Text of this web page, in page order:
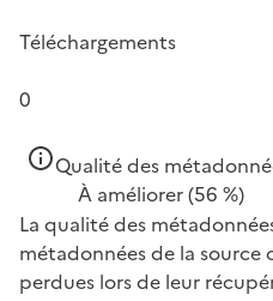
Téléchargements
0
Qualité des
À améliorer(56 %)
La qualité des
métadonnées de la
perdues lors de leur